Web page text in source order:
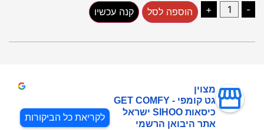
-
+ הוספה לסל קנה עכשיו
מצוין
גט קומפי - GET COMFY
כיסאות SIHOO ישראל
אתר היבואן הרשמי
לקריאת כל הביקורות